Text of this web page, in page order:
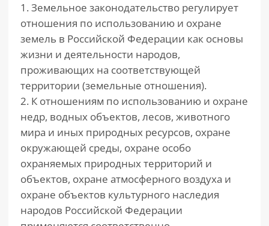
1. Земельное законодательство регулирует
отношения по использованию и охране
земель в Российской Федерации как основы
жизни и деятельности народов,
проживающих на соответствующей
территории (земельные отношения).
2. К отношениям по использованию и охране
недр, водных объектов, лесов, животного
мира и иных природных ресурсов, охране
окружающей среды, охране особо
охраняемых природных территорий и
объектов, охране атмосферного воздуха и
охране объектов культурного наследия
народов Российской Федерации